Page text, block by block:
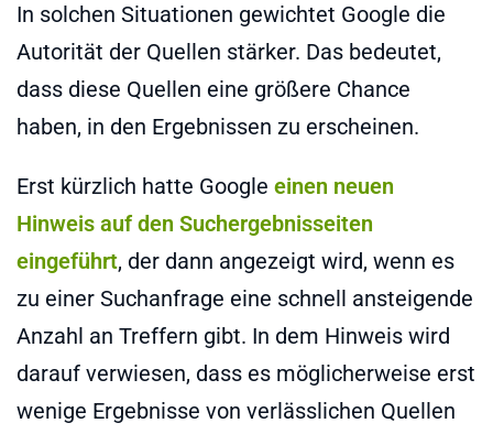
In solchen Situationen gewichtet Google die
Autorität der Quellen stärker. Das bedeutet,
dass diese Quellen eine größere Chance
haben, in den Ergebnissen zu erscheinen.
Erst kürzlich hatte Google einen neuen
Hinweis auf den Suchergebnisseiten
eingeführt, der dann angezeigt wird, wenn es
zu einer Suchanfrage eine schnell ansteigende
Anzahl an Treffern gibt. In dem Hinweis wird
darauf verwiesen, dass es möglicherweise erst
wenige Ergebnisse von verlässlichen Quellen